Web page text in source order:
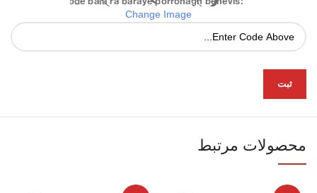
Change Image
محصولات مرتبط